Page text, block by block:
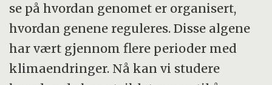
se på hvordan genomet er organisert,
hvordan genene reguleres. Disse algene
har vært gjennom flere perioder med
klimaendringer. Nå kan vi studere